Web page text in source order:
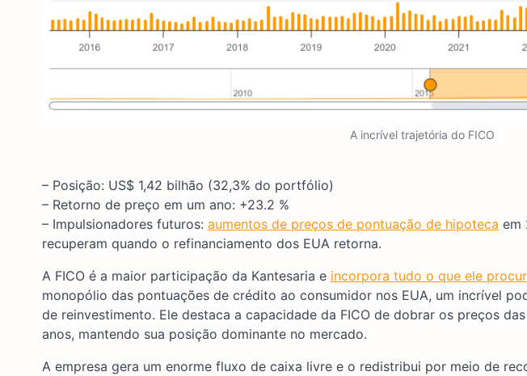
A incrível trajetória do FICO
– Posição: US$ 1,42 bilhão (32,3% do portfólio)
– Retorno de preço em um ano: +23.2 %
– Impulsionadores futuros: aumentos de preços de pontuação de hipoteca em
recuperam quando o refinanciamento dos EUA retorna.
A FICO é a maior participação da Kantesaria e incorpora tudo o que ele
monopólio das pontuações de crédito ao consumidor nos EUA, um incrível
de reinvestimento. Ele destaca a capacidade da FICO de dobrar os preços
anos, mantendo sua posição dominante no mercado.
A empresa gera um enorme fluxo de caixa livre e o redistribui por meio de